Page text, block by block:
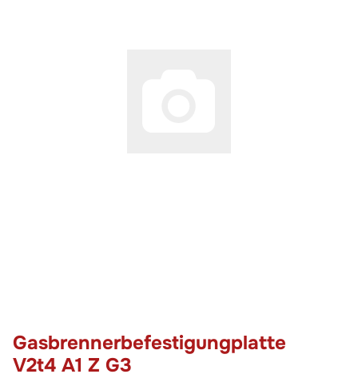
Gasbrennerbefestigungplatte
V2t4 A1 Z G3